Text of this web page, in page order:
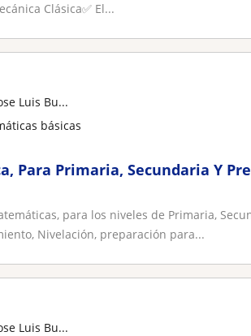
Clásica✅ El...
Luis Bu...
básicas
Para Primaria, Secundaria Y Pre
para los niveles de Primaria,
Nivelación, preparación para...
Luis Bu...